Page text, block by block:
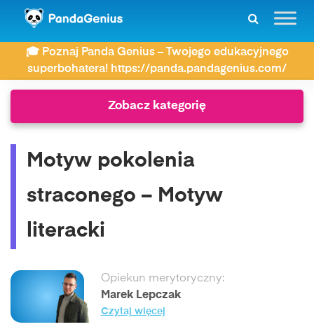
🎓 Poznaj Panda Genius – Twojego edukacyjnego
superbohatera! https://panda.pandagenius.com/
ZDAY Motywy literackie
Motyw pokolenia straconego – Motyw literacki
Zobacz kategorię
Motyw pokolenia
straconego – Motyw
literacki
Opiekun merytoryczny:
Marek Lepczak
Czytaj więcej